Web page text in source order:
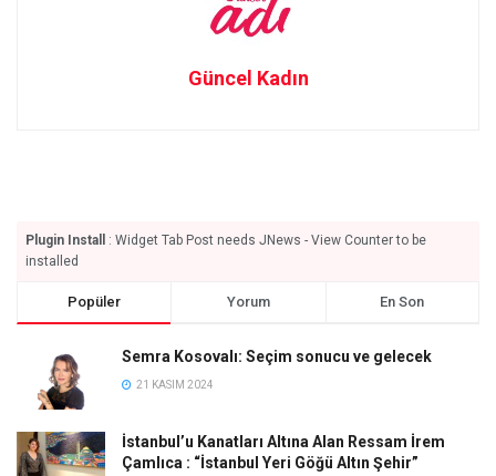
Güncel Kadın
Plugin Install
: Widget Tab Post needs JNews - View Counter to be
installed
Popüler Yorum En Son
Semra Kosovalı: Seçim sonucu ve gelecek
21 KASIM 2024
İstanbul’u Kanatları Altına Alan Ressam İrem
Çamlıca : “İstanbul Yeri Göğü Altın Şehir”